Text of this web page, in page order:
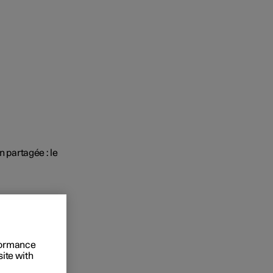
acheter
partagée : le
with